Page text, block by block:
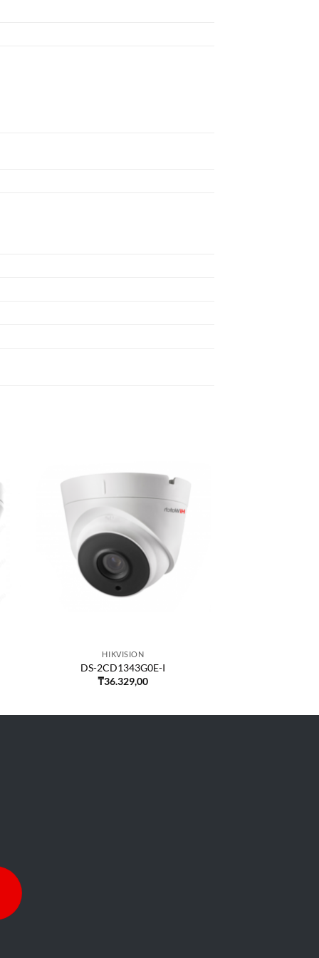
HIKVISION
DS-2CD1343G0E-I
₸36.329,00